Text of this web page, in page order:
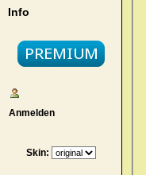
Info
Anmelden
Skin: